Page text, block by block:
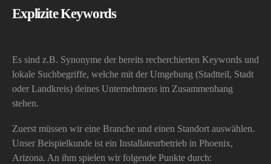
Explizite Keywords
Es sind z.B. Synonyme der bereits recherchierten Keywords und
lokale Suchbegriffe, welche mit der Umgebung (Stadtteil, Stadt
oder Landkreis) deines Unternehmens im Zusammenhang
stehen.
Zuerst müssen wir eine Branche und einen Standort auswählen.
Unser Beispielkunde ist ein Installateurbetrieb in Phoenix,
Arizona. An ihm spielen wir folgende Punkte durch: